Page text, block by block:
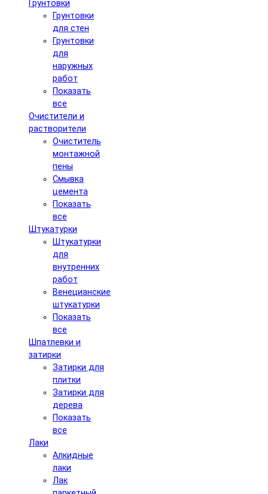
Грунтовки
Грунтовки
для стен
Грунтовки
для
наружных
работ
Показать
все
Очистители и
растворители
Очиститель
монтажной
пены
Смывка
цемента
Показать
все
Штукатурки
Штукатурки
для
внутренних
работ
Венецианские
штукатурки
Показать
все
Шпатлевки и
затирки
Затирки для
плитки
Затирки для
дерева
Показать
все
Лаки
Алкидные
лаки
Лак